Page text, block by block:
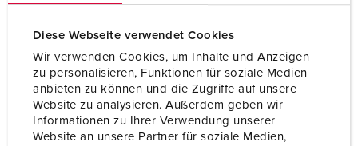
Diese Webseite verwendet Cookies
Wir verwenden Cookies, um Inhalte und Anzeigen
zu personalisieren, Funktionen für soziale Medien
anbieten zu können und die Zugriffe auf unsere
Website zu analysieren. Außerdem geben wir
Informationen zu Ihrer Verwendung unserer
Website an unsere Partner für soziale Medien,
Hertz 50-60 Hz
Aansluittechniek zonder schroeven, TwinCONTACT
Contacten standaard